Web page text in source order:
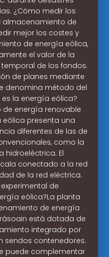
¿Cómo medir los
almacenamiento de
mejor los costes y
de energía eólica,
el valor de la
temporal de los fondos.
de planes mediante
denomina método del
la energía eólica?
energía renovable
eólica presenta una
diferentes de las de
como la
hidroeléctrica. El
conectado a la red
de la red eléctrica.
de
eólica?La planta
de energía
está dotada de
integrado por
sendos contenedores.
puede complementar